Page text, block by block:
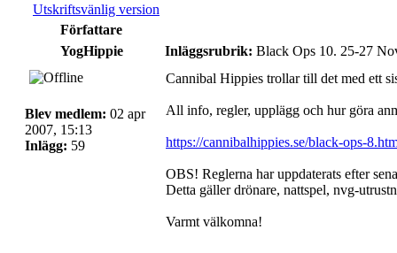
Utskriftsvänlig version
Författare
YogHippie
Inläggsrubrik: Black Ops 10. 25-27
Blev medlem: 02 apr
2007, 15:13
Inlägg: 59
Cannibal Hippies trollar till det med ett
All info, regler, upplägg och hur göra
https://cannibalhippies.se/black-ops-
OBS! Reglerna har uppdaterats efter
Detta gäller drönare, nattspel, nvg-
Varmt välkomna!